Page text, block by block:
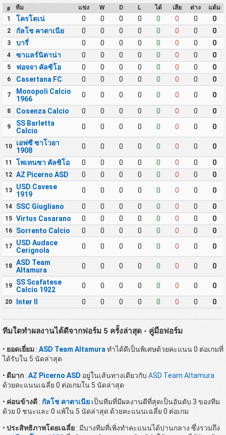
# ทีม แข่ง W D L ได้ เสีย ต่าง
แต้ม
1
โครโตเน่ 0 0 0 0 0 0 0 0
2 กัลโช คาตาเนีย 0 0 0 0 0 0 0 0
3 บารี่ 0 0 0 0 0 0 0 0
4 ซาแลร์นิตาน่า 0 0 0 0 0 0 0 0
5 ฟอจจา คัลซิโอ 0 0 0 0 0 0 0 0
6 Casertana FC 0 0 0 0 0 0 0 0
7
Monopoli Calcio
1966
0 0 0 0 0 0 0 0
8 Cosenza Calcio 0 0 0 0 0 0 0 0
9
SS Barletta
Calcio
0 0 0 0 0 0 0 0
10
เอฟซี ซาโวยา
1908
0 0 0 0 0 0 0 0
11 โพเทนซา คัลซิโอ 0 0 0 0 0 0 0 0
12 AZ Picerno ASD 0 0 0 0 0 0 0 0
13
USD Cavese
1919
0 0 0 0 0 0 0 0
14 SSC Giugliano 0 0 0 0 0 0 0 0
15 Virtus Casarano 0 0 0 0 0 0 0 0
16 Sorrento Calcio 0 0 0 0 0 0 0 0
17
USD Audace
Cerignola
0 0 0 0 0 0 0 0
18 ASD Team
Altamura
0 0 0 0 0 0 0 0
19
SS Scafatese
Calcio 1922
0 0 0 0 0 0 0 0
20 Inter II 0 0 0 0 0 0 0 0
ทีมใดทำผลงานได้ดีจากฟอร์ม 5 ครั้งล่าสุด - คู่มือฟอร์ม
• ยอดเยี่ยม : ASD Team Altamura ทำได้ดีเป็นพิเศษด้วยคะแนน 0 ต่อเกมที่
ได้รับใน 5 นัดล่าสุด
• ดีมาก: AZ Picerno ASD อยู่ในเส้นทางเดียวกับ ASD Team Altamura
ด้วยคะแนนเฉลี่ย 0 ต่อเกมใน 5 นัดล่าสุด
• ค่อนข้างดี : กัลโช คาตาเนีย เป็นทีมที่มีผลงานดีที่สุดเป็นอันดับ 3 ของทีม
ด้วย 0 ชนะและ 0 แพ้ใน 5 นัดล่าสุด ด้วยคะแนนเฉลี่ย 0 ต่อเกม
• ประสิทธิภาพโดยเฉลี่ย : มีบางทีมที่เพิ่งทำคะแนนได้ปานกลาง ซึ่งรวมถึง